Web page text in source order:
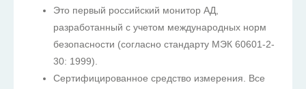
Это первый российский монитор АД,
разработанный с учетом международных норм
безопасности (согласно стандарту МЭК 60601-2-
30: 1999).
Сертифицированное средство измерения. Все